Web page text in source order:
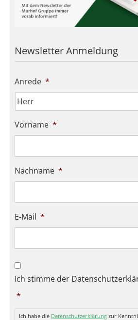
Newsletter Anmeldung
Anrede *
Vorname *
Nachname *
E-Mail *
Datenschutzerklärung
Ich stimme der
*
Ich habe die Datenschutzerklärung zur